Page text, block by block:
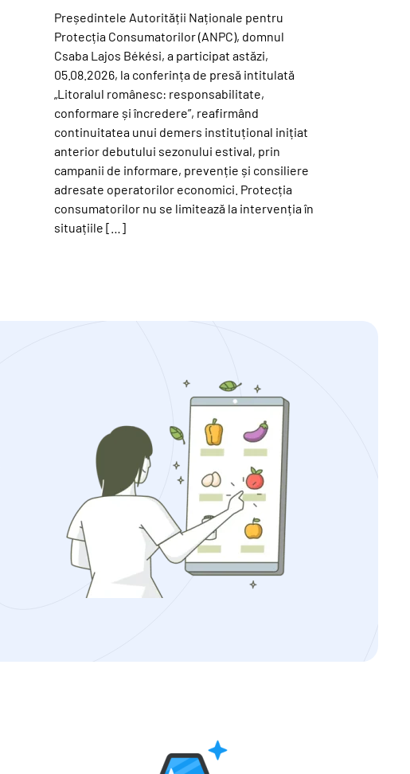
Președintele Autorității Naționale pentru
Protecția Consumatorilor (ANPC), domnul
Csaba Lajos Békési, a participat astăzi,
05.08.2026, la conferința de presă intitulată
„Litoralul românesc: responsabilitate,
conformare și încredere”, reafirmând
continuitatea unui demers instituțional inițiat
anterior debutului sezonului estival, prin
campanii de informare, prevenție și consiliere
adresate operatorilor economici. Protecția
consumatorilor nu se limitează la intervenția în
situațiile […]